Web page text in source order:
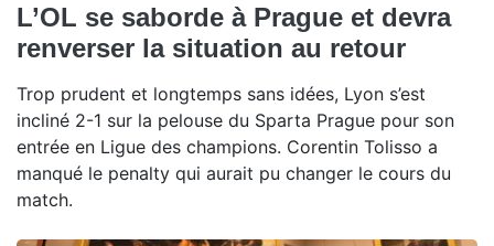
L’OL se saborde à Prague et devra
renverser la situation au retour
Trop prudent et longtemps sans idées, Lyon s’est
incliné 2-1 sur la pelouse du Sparta Prague pour son
entrée en Ligue des champions. Corentin Tolisso a
manqué le penalty qui aurait pu changer le cours du
match.